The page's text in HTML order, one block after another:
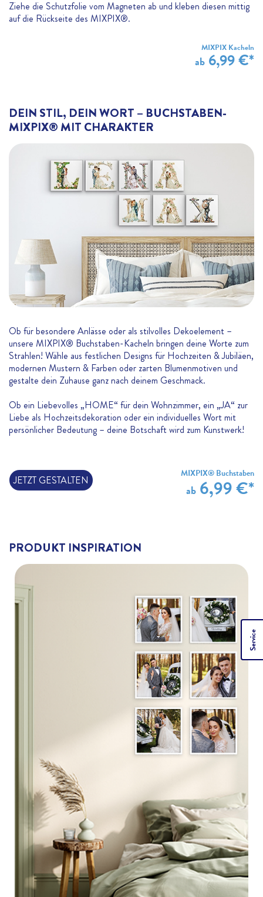
DEIN STIL, DEIN WORT – BUCHSTABEN-
MIXPIX® MIT CHARAKTER
Ob für besondere Anlässe oder als stilvolles Dekoelement –
unsere MIXPIX® Buchstaben-Kacheln bringen deine Worte zum
Strahlen! Wähle aus festlichen Designs für Hochzeiten & Jubiläen,
modernen Mustern & Farben oder zarten Blumenmotiven und
gestalte dein Zuhause ganz nach deinem Geschmack.
Ob ein Liebevolles „HOME“ für dein Wohnzimmer, ein „JA“ zur
Liebe als Hochzeitsdekoration oder ein individuelles Wort mit
persönlicher Bedeutung – deine Botschaft wird zum Kunstwerk!
JETZT GESTALTEN
MIXPIX® Buchstaben
ab 6,99 €*
Ziehe die Schutzfolie vom Magneten ab und kleben diesen mittig
auf die Rückseite des MIXPIX®.
MIXPIX Kacheln
ab6,99 €*
PRODUKT INSPIRATION
Service